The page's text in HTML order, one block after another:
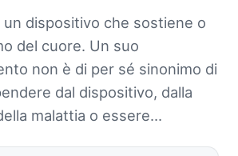
un dispositivo che sostiene o
del cuore. Un suo
non è di per sé sinonimo di
dal dispositivo, dalla
malattia o essere…